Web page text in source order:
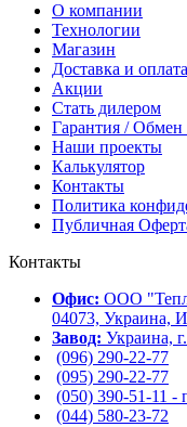
О компании
Технологии
Магазин
Доставка и оплата
Акции
Стать дилером
Гарантия / Обмен
Наши проекты
Калькулятор
Контакты
Политика
Публичная
Контакты
Офис: ООО
04073, Украина,
Завод: Украина,
(096) 290-22-77
(095) 290-22-77
(050) 390-51-11 -
(044) 580-23-72